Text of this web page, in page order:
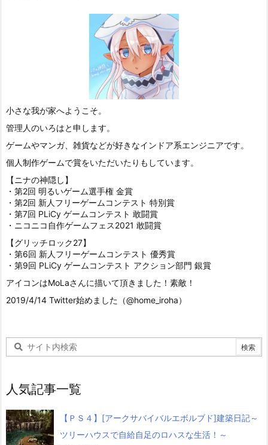
小さな我が家へようこそ。
管理人のいろはと申します。
ゲームやマンガ、雑貨などが好きなインドア系エンジニアです。
個人制作ゲームで賞をいただいたりもしています。
【ニナの神隠し】
・第2回 明るいゲーム選手権 金賞
・第2回 新人フリーゲームコンテスト 特別賞
・第7回 PLiCy ゲームコンテスト 敢闘賞
・ニコニコ自作ゲームフェス2021 敢闘賞
【グリッチロック27】
・第6回 新人フリーゲームコンテスト 優秀賞
・第9回 PLiCy ゲームコンテスト アクション部門 銀賞
アイコンはMoLaさんに描いて頂きました！素敵！
2019/4/14 Twitter始めました（@home_iroha）
人気記事一覧
【ＰＳ４】[アークサバイバルエボルブド]建築日記～
ツリーハウスで自給自足のロハスな生活！～